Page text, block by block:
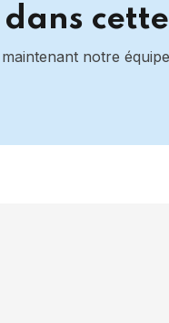
dans
notre